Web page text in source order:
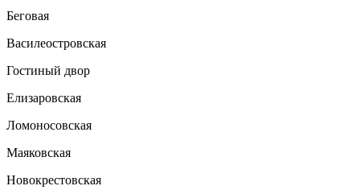
Беговая
Василеостровская
Гостиный двор
Елизаровская
Ломоносовская
Маяковская
Новокрестовская